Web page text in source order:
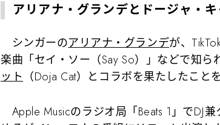
アリアナ・グランデとドージャ・
シンガーのアリアナ・グランデが、
楽曲「セイ・ソー（Say So）」などで知ら
ット （Doja Cat）とコラボを果たしたこと
Apple Musicのラジオ局「Beats 1」でDJ